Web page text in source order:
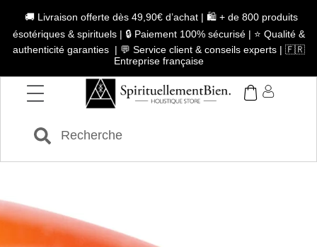
🚚 Livraison offerte dès 49,90€ d’achat | 🛍️ + de 800 produits
ésotériques & spirituels | 🔒 Paiement 100% sécurisé | ⭐ Qualité &
authenticité garanties | 💬 Service client & conseils experts | 🇫🇷
Entreprise française